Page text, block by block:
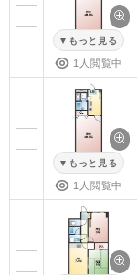
もっと見る
1人閲覧中
もっと見る
1人閲覧中